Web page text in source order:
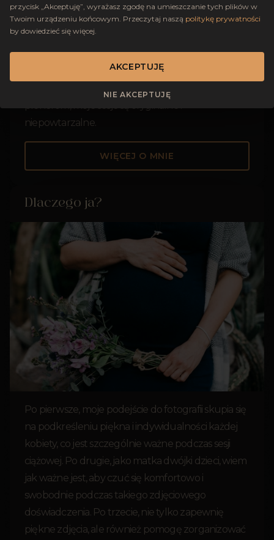
się inkluzywną fotografią, która stawia na
pierwszym miejscu osobowość i emocje.
Niezależnie od tego, czy robimy zdjęcia ślubne,
rodzinne czy artystyczne, staram się złapać
momenty, w których jesteście w zgodzie ze sobą i
plenerom, moje sesje są oryginalne i
niepowtarzalne.
WIĘCEJ O MNIE
Dlaczego ja?
Po pierwsze, moje podejście do fotografii skupia się
na podkreśleniu piękna i indywidualności każdej
kobiety, co jest szczególnie ważne podczas sesji
ciążowej. Po drugie, jako matka dwójki dzieci, wiem
jak ważne jest, aby czuć się komfortowo i
swobodnie podczas takiego zdjęciowego
doświadczenia. Po trzecie, nie tylko zapewnię
piękne zdjęcia, ale również pomogę zorganizować
przycisk „Akceptuję”, wyrażasz zgodę na umieszczanie tych plików w
Twoim urządzeniu końcowym. Przeczytaj naszą politykę prywatności
by dowiedzieć się więcej.
AKCEPTUJĘ
NIE AKCEPTUJĘ